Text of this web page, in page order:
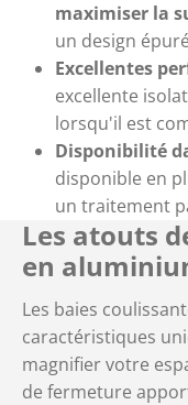
maximiser la
un design
Excellentes
excellente
lorsqu'il est
Disponibilité
disponible en
un traitement
Les atouts
en
Les baies
caractéristiques
magnifier votre
de fermeture